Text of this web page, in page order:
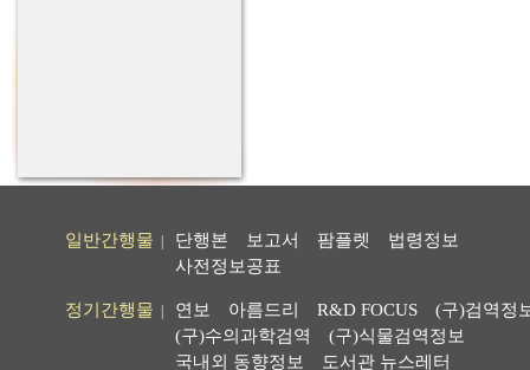
일반간행물 단행본 보고서 팜플렛
법령정보
사전정보공표
정기간행물 연보 아름드리 R&D FOCUS
(구)검역정
(구)수의과학검역
(구)식물검역정보
국내외 동향정보
도서관 뉴스레터